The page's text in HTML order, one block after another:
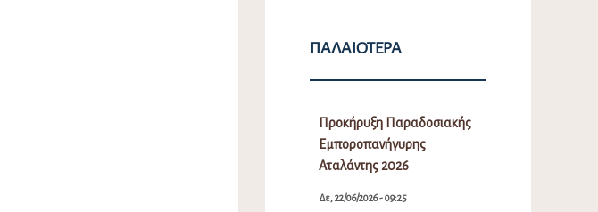
ΠΑΛΑΙΌΤΕΡΑ
Προκήρυξη Παραδοσιακής
Εμποροπανήγυρης
Αταλάντης 2026
Δε, 22/06/2026 - 09:25